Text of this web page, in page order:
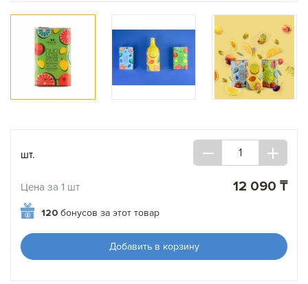
шт.
Цена за 1 шт 12 090 ₸
120 бонусов за этот товар
Добавить в корзину